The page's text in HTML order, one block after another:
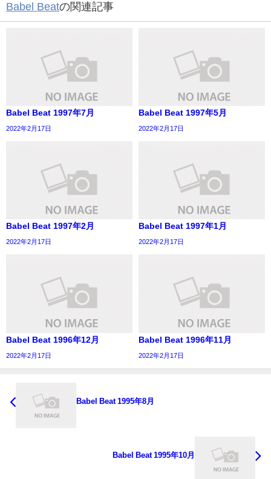
Babel Beatの関連記事
Babel Beat 1997年7月
2022年2月17日
Babel Beat 1997年5月
2022年2月17日
Babel Beat 1997年2月
2022年2月17日
Babel Beat 1997年1月
2022年2月17日
Babel Beat 1996年12月
2022年2月17日
Babel Beat 1996年11月
2022年2月17日
Babel Beat 1995年8月
Babel Beat 1995年10月